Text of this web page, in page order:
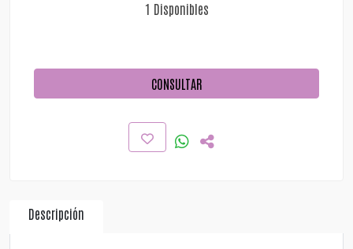
1 Disponibles
CONSULTAR
Descripción